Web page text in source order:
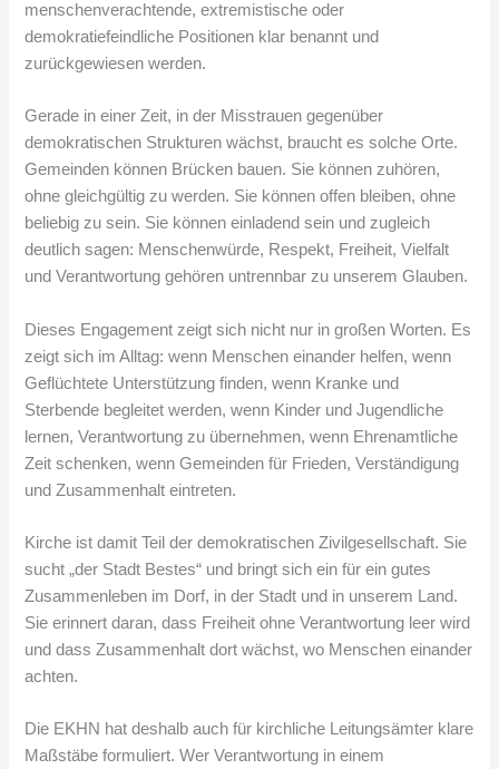
menschenverachtende, extremistische oder
demokratiefeindliche Positionen klar benannt und
zurückgewiesen werden.
Gerade in einer Zeit, in der Misstrauen gegenüber
demokratischen Strukturen wächst, braucht es solche Orte.
Gemeinden können Brücken bauen. Sie können zuhören,
ohne gleichgültig zu werden. Sie können offen bleiben, ohne
beliebig zu sein. Sie können einladend sein und zugleich
deutlich sagen: Menschenwürde, Respekt, Freiheit, Vielfalt
und Verantwortung gehören untrennbar zu unserem Glauben.
Dieses Engagement zeigt sich nicht nur in großen Worten. Es
zeigt sich im Alltag: wenn Menschen einander helfen, wenn
Geflüchtete Unterstützung finden, wenn Kranke und
Sterbende begleitet werden, wenn Kinder und Jugendliche
lernen, Verantwortung zu übernehmen, wenn Ehrenamtliche
Zeit schenken, wenn Gemeinden für Frieden, Verständigung
und Zusammenhalt eintreten.
Kirche ist damit Teil der demokratischen Zivilgesellschaft. Sie
sucht „der Stadt Bestes“ und bringt sich ein für ein gutes
Zusammenleben im Dorf, in der Stadt und in unserem Land.
Sie erinnert daran, dass Freiheit ohne Verantwortung leer wird
und dass Zusammenhalt dort wächst, wo Menschen einander
achten.
Die EKHN hat deshalb auch für kirchliche Leitungsämter klare
Maßstäbe formuliert. Wer Verantwortung in einem